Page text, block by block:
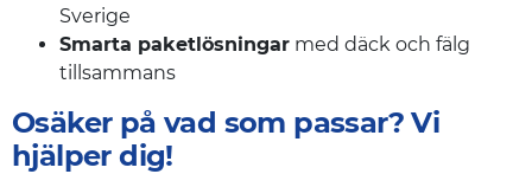
Sverige
Smarta paketlösningar med däck och fälg
tillsammans
Osäker på vad som passar? Vi
hjälper dig!